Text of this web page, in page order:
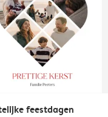
feestdagen